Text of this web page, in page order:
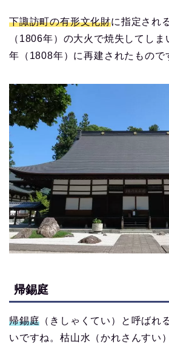
下諏訪町の有形文化財に指定され
（1806年）の大火で焼失してし
年（1808年）に再建されたもので
帰錫庭
帰錫庭 （きしゃくてい）と呼ばれ
いですね。枯山水（かれさんすい